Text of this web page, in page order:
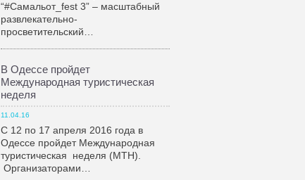
“#Самальот_fest 3” – масштабный
развлекательно-
просветительский…
В Одессе пройдет
Международная туристическая
неделя
11.04.16
С 12 по 17 апреля 2016 года в
Одессе пройдет Международная
туристическая неделя (МТН).
Организаторами…